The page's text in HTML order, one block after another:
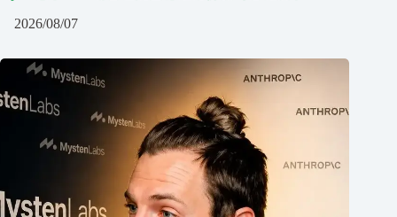
2026/08/07